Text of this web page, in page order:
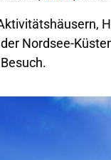
Nordsee-